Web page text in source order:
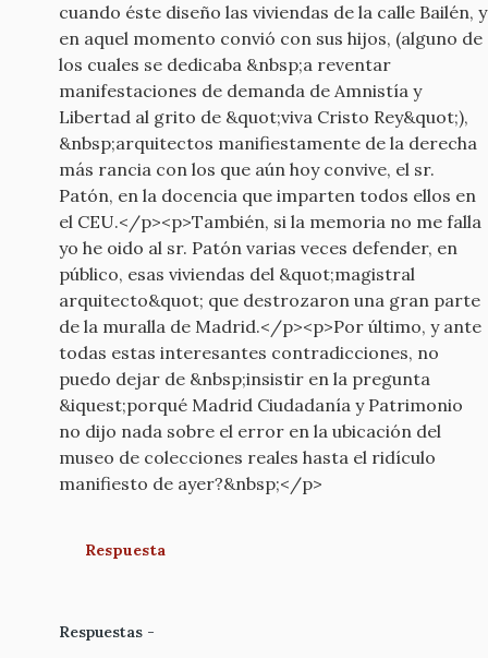
cuando éste diseño las viviendas de la calle Bailén, y
en aquel momento convió con sus hijos, (alguno de
los cuales se dedicaba &nbsp;a reventar
manifestaciones de demanda de Amnistía y
Libertad al grito de &quot;viva Cristo Rey&quot;),
&nbsp;arquitectos manifiestamente de la derecha
más rancia con los que aún hoy convive, el sr.
Patón, en la docencia que imparten todos ellos en
el CEU.</p><p>También, si la memoria no me falla
yo he oido al sr. Patón varias veces defender, en
público, esas viviendas del &quot;magistral
arquitecto&quot; que destrozaron una gran parte
de la muralla de Madrid.</p><p>Por último, y ante
todas estas interesantes contradicciones, no
puedo dejar de &nbsp;insistir en la pregunta
&iquest;porqué Madrid Ciudadanía y Patrimonio
no dijo nada sobre el error en la ubicación del
museo de colecciones reales hasta el ridículo
manifiesto de ayer?&nbsp;</p>
Respuesta
Respuestas